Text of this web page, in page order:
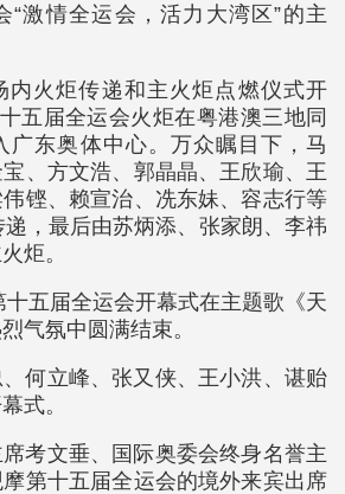
“激情全运会，活力大湾区”的主
内火炬传递和主火炬点燃仪式开
五届全运会火炬在粤港澳三地同
广东奥体中心。万众瞩目下，马
、方文浩、郭晶晶、王欣瑜、王
铿、赖宣治、冼东妹、容志行等
，最后由苏炳添、张家朗、李祎
炬。
十五届全运会开幕式在主题歌《天
气氛中圆满结束。
何立峰、张又侠、王小洪、谌贻
式。
考文垂、国际奥委会终身名誉主
第十五届全运会的境外来宾出席